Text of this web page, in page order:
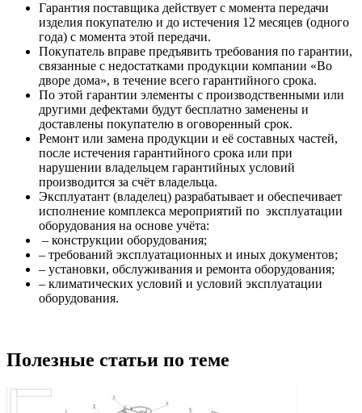
Гарантия поставщика действует с момента передачи
изделия покупателю и до истечения 12 месяцев (одного
года) с момента этой передачи.
Покупатель вправе предъявить требования по гарантии,
связанные с недостатками продукции компании «Во
дворе дома», в течение всего гарантийного срока.
По этой гарантии элементы с производственными или
другими дефектами будут бесплатно заменены и
доставлены покупателю в оговоренный срок.
Ремонт или замена продукции и её составных частей,
после истечения гарантийного срока или при
нарушении владельцем гарантийных условий
производится за счёт владельца.
Эксплуатант (владелец) разрабатывает и обеспечивает
исполнение комплекса мероприятий по эксплуатации
оборудования на основе учёта:
– конструкции оборудования;
– требований эксплуатационных и иных документов;
– установки, обслуживания и ремонта оборудования;
– климатических условий и условий эксплуатации
оборудования.
Полезные статьи по теме